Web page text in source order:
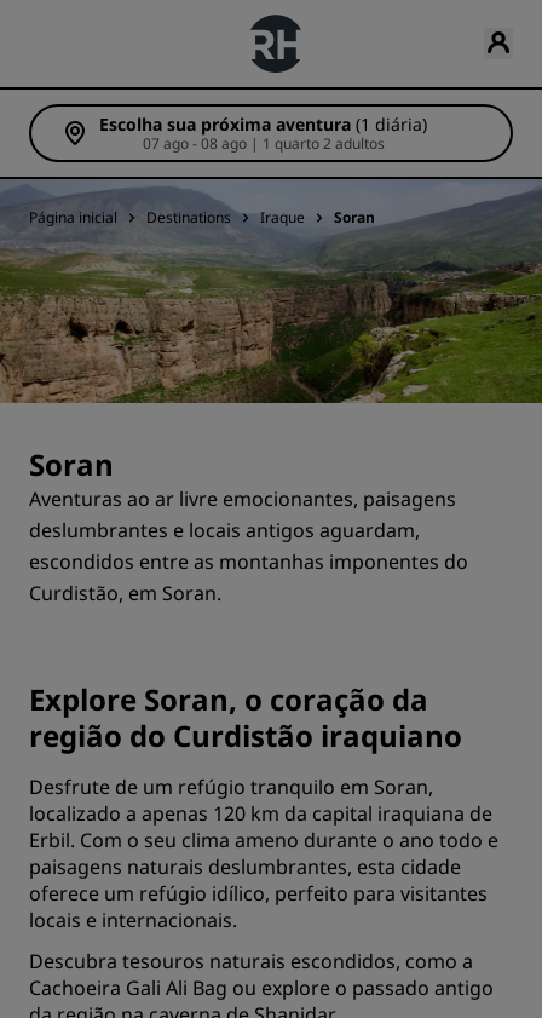
Escolha sua próxima aventura (1 diária)
07 ago - 08 ago | 1 quarto 2 adultos
Página inicial Destinations Iraque Soran
Soran
Aventuras ao ar livre emocionantes, paisagens
deslumbrantes e locais antigos aguardam,
escondidos entre as montanhas imponentes do
Curdistão, em Soran.
Explore Soran, o coração da
região do Curdistão iraquiano
Desfrute de um refúgio tranquilo em Soran,
localizado a apenas 120 km da capital iraquiana de
Erbil. Com o seu clima ameno durante o ano todo e
paisagens naturais deslumbrantes, esta cidade
oferece um refúgio idílico, perfeito para visitantes
locais e internacionais.
Descubra tesouros naturais escondidos, como a
Cachoeira Gali Ali Bag ou explore o passado antigo